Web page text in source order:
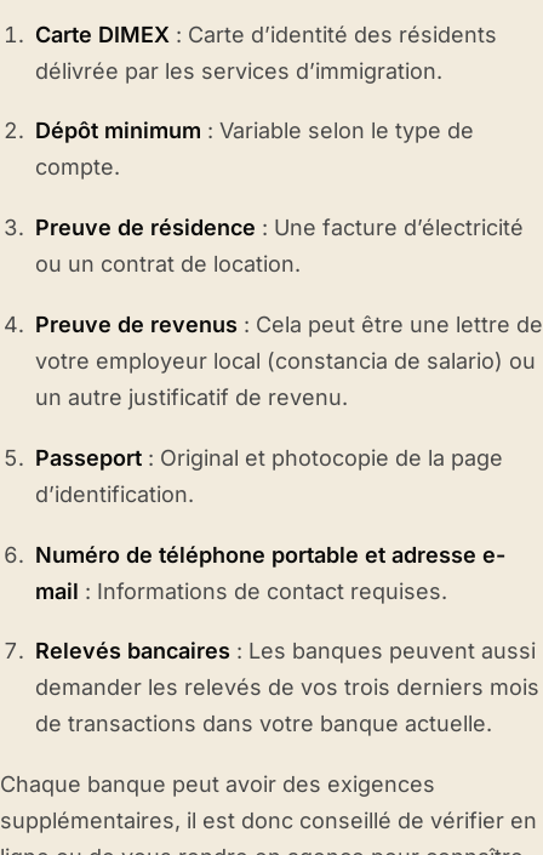
Carte DIMEX : Carte d’identité des résidents
délivrée par les services d’immigration.
Dépôt minimum : Variable selon le type de
compte.
Preuve de résidence : Une facture d’électricité
ou un contrat de location.
Preuve de revenus : Cela peut être une lettre de
votre employeur local (constancia de salario) ou
un autre justificatif de revenu.
Passeport: Original et photocopie de la page
d’identification.
Numéro de téléphone portable et adresse e-
mail : Informations de contact requises.
Relevés bancaires : Les banques peuvent aussi
demander les relevés de vos trois derniers mois
de transactions dans votre banque actuelle.
Chaque banque peut avoir des exigences
supplémentaires, il est donc conseillé de vérifier en